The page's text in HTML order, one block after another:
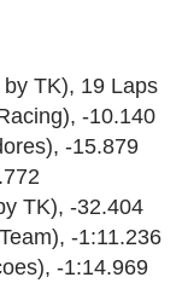
TK), 19 Laps
-10.140
-15.879
TK), -32.404
-1:11.236
-1:14.969